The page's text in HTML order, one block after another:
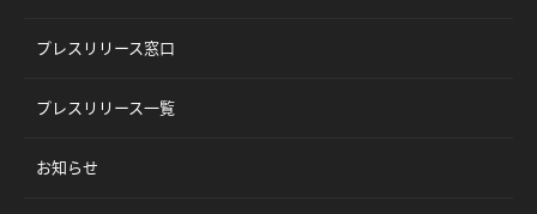
プレスリリース窓口
プレスリリース一覧
お知らせ